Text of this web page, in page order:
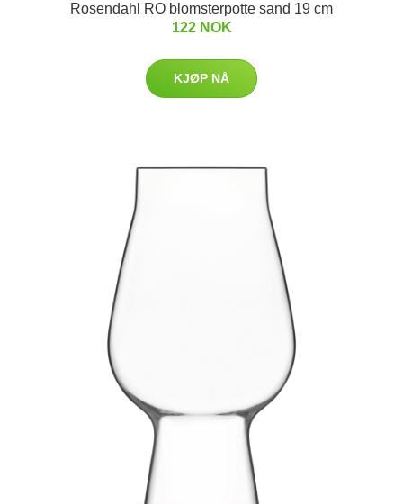
Rosendahl RO blomsterpotte sand 19 cm
122 NOK
KJØP NÅ